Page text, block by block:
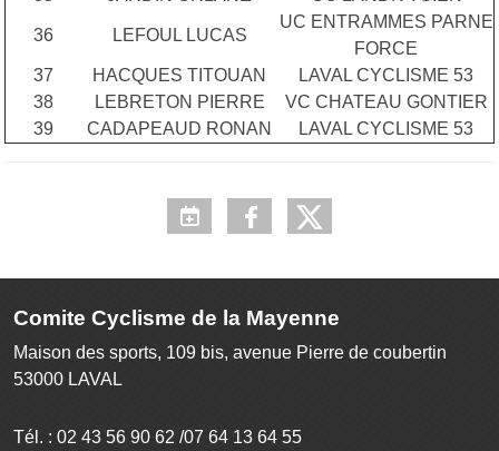
36 LEFOUL LUCAS
UC ENTRAMMES PARNE
FORCE
37
HACQUES TITOUAN
LAVAL CYCLISME 53
38
LEBRETON PIERRE
VC CHATEAU GONTIER
39
CADAPEAUD RONAN LAVAL CYCLISME 53
Comite Cyclisme de la Mayenne
Maison des sports, 109 bis, avenue Pierre de coubertin
53000 LAVAL
Tél. : 02 43 56 90 62 /07 64 13 64 55